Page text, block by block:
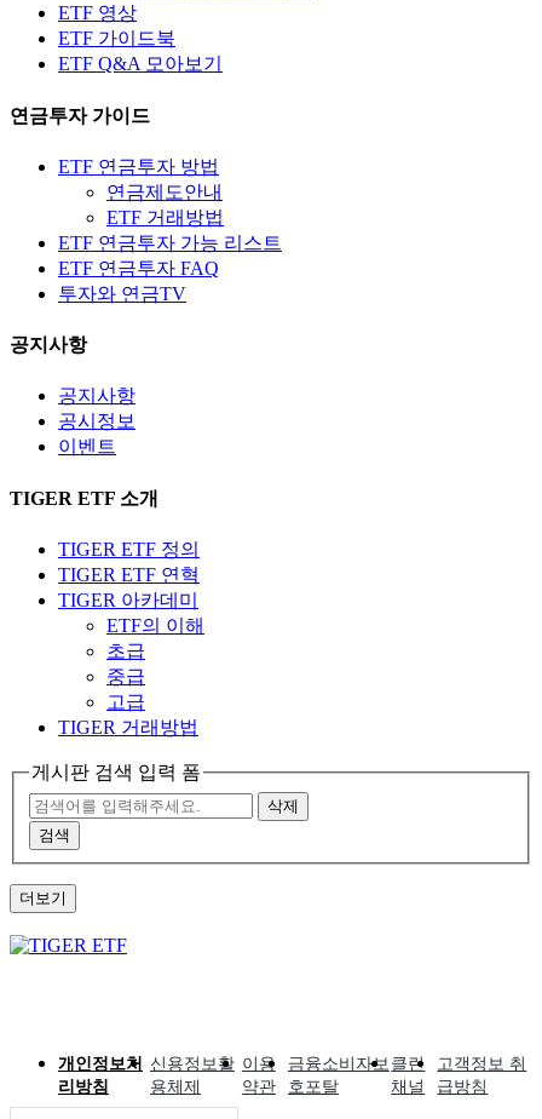
ETF 영상
ETF 가이드북
ETF Q&A 모아보기
연금투자 가이드
ETF 연금투자 방법
연금제도안내
ETF 거래방법
ETF 연금투자 가능 리스트
ETF 연금투자 FAQ
투자와 연금TV
공지사항
공지사항
공시정보
이벤트
TIGER ETF 소개
TIGER ETF 정의
TIGER ETF 연혁
TIGER 아카데미
ETF의 이해
초급
중급
고급
TIGER 거래방법
게시판 검색 입력 폼
삭제
검색
더보기
개인정보처
리방침
신용정보활
용체제
이용
약관
금융소비자보
호포탈
클린
채널
고객정보 취
급방침